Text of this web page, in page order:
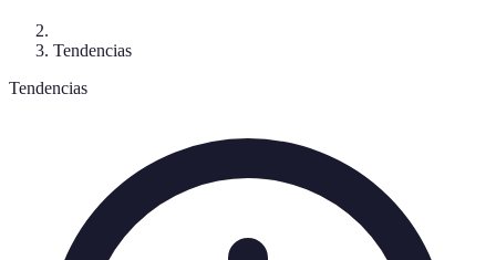
Tendencias
Tendencias